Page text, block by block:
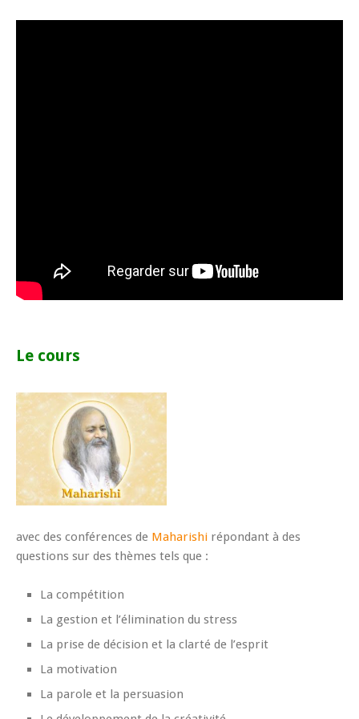
Le cours
avec des conférences de Maharishi répondant à des
questions sur des thèmes tels que :
La compétition
La gestion et l’élimination du stress
La prise de décision et la clarté de l’esprit
La motivation
La parole et la persuasion